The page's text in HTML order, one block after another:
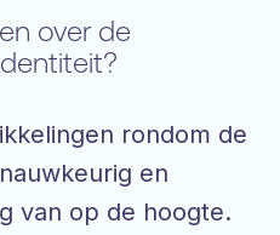
over de
rondom de
en
van op de hoogte.